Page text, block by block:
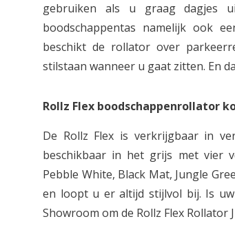
gebruiken als u graag dagjes
boodschappentas namelijk ook
beschikt de rollator over
stilstaan wanneer u gaat zitten. En
Rollz Flex boodschappenrollator
De Rollz Flex is verkrijgbaar in
beschikbaar in het grijs met vier
Pebble White, Black Mat, Jungle
en loopt u er altijd stijlvol bij. Is
Showroom om de Rollz Flex